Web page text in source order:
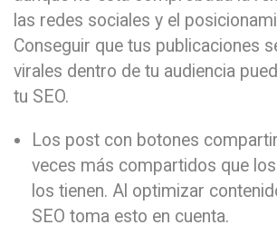
las redes sociales y el
Conseguir que tus publicaciones
virales dentro de tu audiencia
tu SEO.
Los post con botones
veces más compartidos que
los tienen. Al optimizar
SEO toma esto en cuenta.